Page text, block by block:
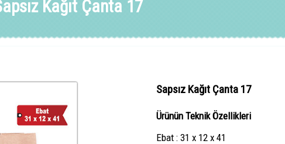
Kağıt Çanta 17
Sapsız Kağıt Çanta 17
Ürünün Teknik Özellikleri
Ebat : 31 x 12 x 41